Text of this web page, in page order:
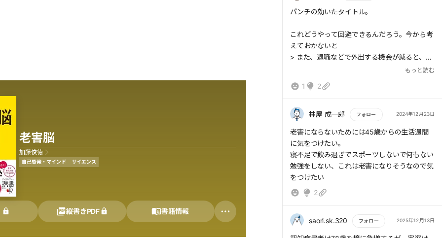
老害脳
加藤俊徳
自己啓発・マインド サイエンス
縦書きPDF 書籍情報
もっと読む
パンチの効いたタイトル。
これどうやって回避できるんだろう。今から考
えておかないと
> また、退職などで外出する機会が減ると、脳
は途端に老化する。「明日、何をすべきかわか
しぐらだ。
もっと読む
1 2
林屋 成一郎 フォロー 2024年12月23日
もっと読む
老害にならないためには45歳からの生活週間
に気をつけたい。
寝不足で飲み過ぎでスポーツしないで何もない
勉強をしない、これは老害になりそうなので気
をつけたい
2
saori.sk.320 フォロー 2025年12月13日